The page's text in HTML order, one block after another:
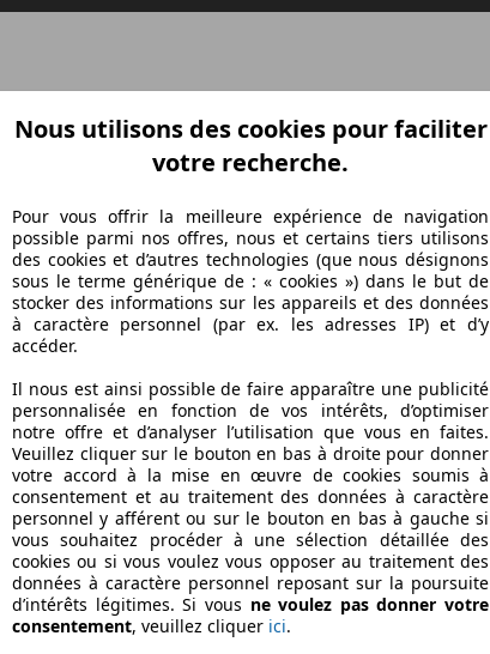
Nous utilisons des cookies pour faciliter
votre recherche.
Pour vous offrir la meilleure expérience de navigation
possible parmi nos offres, nous et certains tiers utilisons
des cookies et d’autres technologies (que nous désignons
sous le terme générique de : « cookies ») dans le but de
stocker des informations sur les appareils et des données
à caractère personnel (par ex. les adresses IP) et d’y
accéder.
Il nous est ainsi possible de faire apparaître une publicité
personnalisée en fonction de vos intérêts, d’optimiser
notre offre et d’analyser l’utilisation que vous en faites.
Veuillez cliquer sur le bouton en bas à droite pour donner
votre accord à la mise en œuvre de cookies soumis à
consentement et au traitement des données à caractère
personnel y afférent ou sur le bouton en bas à gauche si
vous souhaitez procéder à une sélection détaillée des
cookies ou si vous voulez vous opposer au traitement des
données à caractère personnel reposant sur la poursuite
d’intérêts légitimes. Si vous ne voulez pas donner votre
consentement, veuillez cliquer ici.